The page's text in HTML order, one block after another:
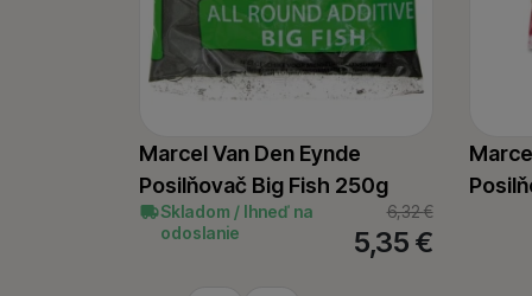
Technické cookies
funkcie.
Preferenčné a
Preferenčné a
spojiť napr. pomocou
Povolené
Vďaka týmto cookies
nastavenia, môžu vám
Analytické
Analytické aby
Povolené
Marcel Van Den Eynde
Posilňovač Big Fish 250g
Skladom / Ihneď na
odoslanie
6,32€
5,35 €